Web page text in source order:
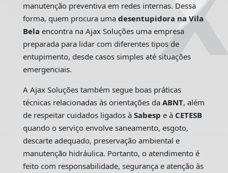
manutenção preventiva em redes internas. Dessa
forma, quem procura uma desentupidora na Vila
Bela encontra na Ajax Soluções uma empresa
preparada para lidar com diferentes tipos de
entupimento, desde casos simples até situações
emergenciais.
A Ajax Soluções também segue boas práticas
técnicas relacionadas às orientações da ABNT, além
de respeitar cuidados ligados à Sabesp e à CETESB
quando o serviço envolve saneamento, esgoto,
descarte adequado, preservação ambiental e
manutenção hidráulica. Portanto, o atendimento é
feito com responsabilidade, segurança e atenção às